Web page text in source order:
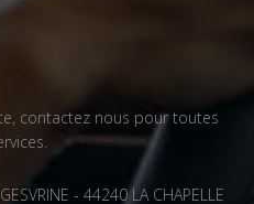
contactez nous pour toutes
- 44240 LA CHAPELLE